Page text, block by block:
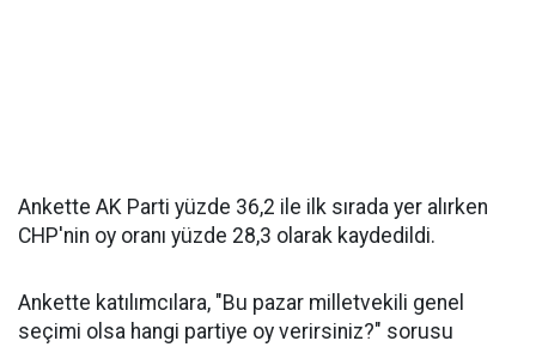
Ankette AK Parti yüzde 36,2 ile ilk sırada yer alırken
CHP'nin oy oranı yüzde 28,3 olarak kaydedildi.
Ankette katılımcılara, "Bu pazar milletvekili genel
seçimi olsa hangi partiye oy verirsiniz?" sorusu